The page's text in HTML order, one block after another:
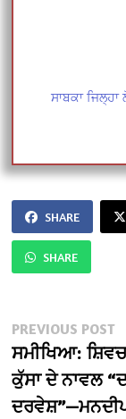
ਸਾਬਕਾ
SHARE
SHARE
Post
navigation
PREVIOUS POST
ਸਮੀਖਿਆ:
ਕੁੱਸਾ ਦੇ ਨਾਵਲ